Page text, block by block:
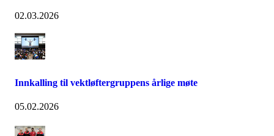
02.03.2026
Innkalling til vektløftergruppens årlige møte
05.02.2026